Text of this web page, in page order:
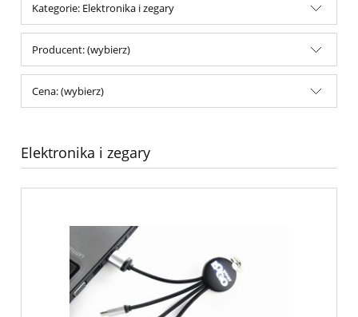
Kategorie: Elektronika i zegary
Producent: (wybierz)
Cena: (wybierz)
Elektronika i zegary